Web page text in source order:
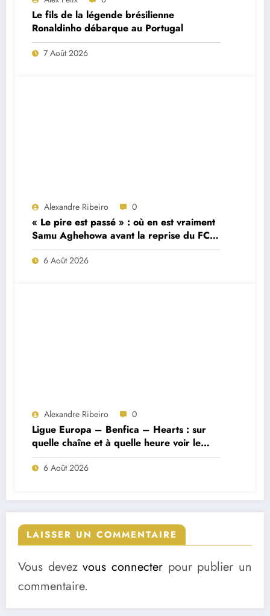
Le fils de la légende brésilienne
Ronaldinho débarque au Portugal
7 Août 2026
Alexandre Ribeiro 0
« Le pire est passé » : où en est vraiment
Samu Aghehowa avant la reprise du FC
Porto ?
6 Août 2026
Alexandre Ribeiro 0
Ligue Europa – Benfica – Hearts : sur
quelle chaîne et à quelle heure voir le
match ?
6 Août 2026
LAISSER UN COMMENTAIRE
Vous devezvous connecter pour publier un
commentaire.